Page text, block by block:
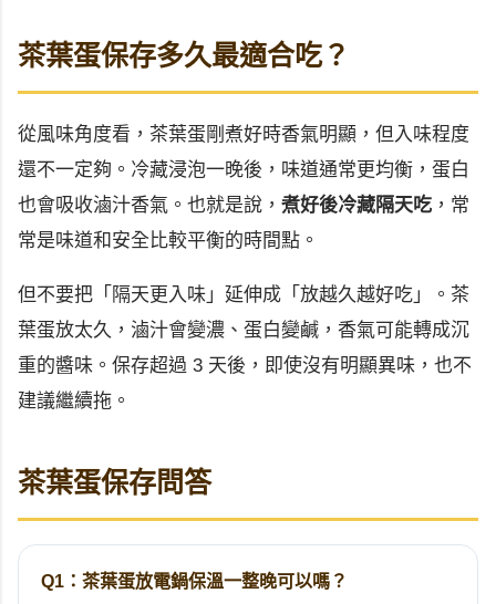
茶葉蛋保存多久最適合吃？
從風味角度看，茶葉蛋剛煮好時香氣明顯，但入味程度
還不一定夠。冷藏浸泡一晚後，味道通常更均衡，蛋白
也會吸收滷汁香氣。也就是說， 煮好後冷藏隔天吃 ，常
常是味道和安全比較平衡的時間點。
但不要把「隔天更入味」延伸成「放越久越好吃」。茶
葉蛋放太久，滷汁會變濃、蛋白變鹹，香氣可能轉成沉
重的醬味。保存超過 3 天後，即使沒有明顯異味，也不
建議繼續拖。
茶葉蛋保存問答
Q1：茶葉蛋放電鍋保溫一整晚可以嗎？